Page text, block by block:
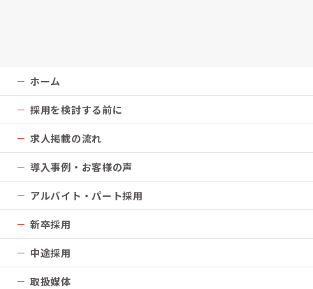
ホーム
採用を検討する前に
求人掲載の流れ
導入事例・お客様の声
アルバイト・パート採用
新卒採用
中途採用
取扱媒体